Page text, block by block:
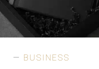
BUSINESS